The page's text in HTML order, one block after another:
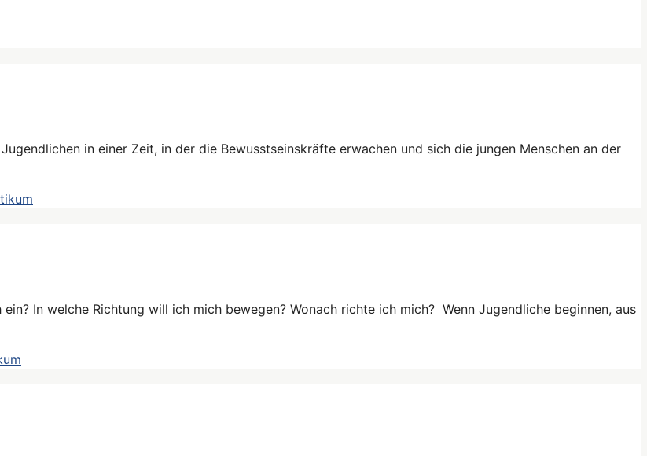
in einer Zeit, in der die Bewusstseinskräfte erwachen und sich die jungen Menschen an der
In welche Richtung will ich mich bewegen? Wonach richte ich mich? Wenn Jugendliche beginnen, aus